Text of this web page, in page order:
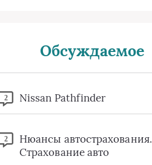
Обсуждаемое
2 Nissan Pathfinder
2
Нюансы автострахования.
Страхование авто